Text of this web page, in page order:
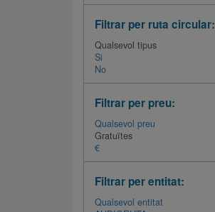
Filtrar per ruta circular:
Qualsevol tipus
Si
No
Filtrar per preu:
Qualsevol preu
Gratuïtes
€
Filtrar per entitat:
Qualsevol entitat